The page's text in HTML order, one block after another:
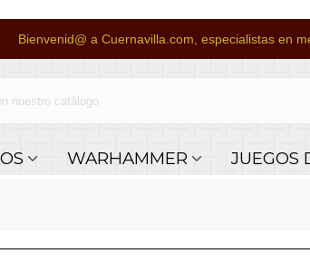
Bienvenid@ a Cuernavilla.com, especialistas en
WARHAMMER JUEGOS